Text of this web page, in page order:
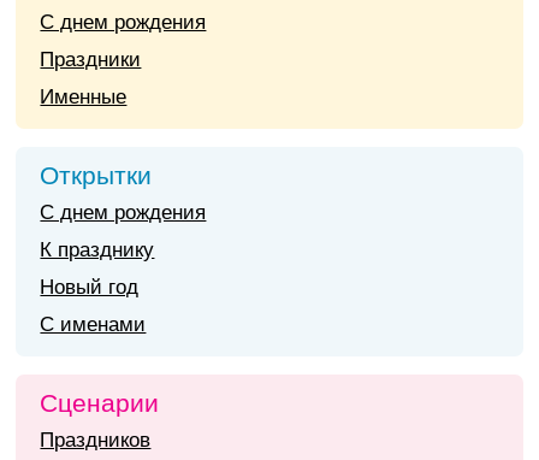
С днем рождения
Праздники
Именные
Открытки
С днем рождения
К празднику
Новый год
С именами
Сценарии
Праздников